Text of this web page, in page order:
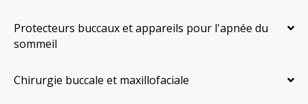
Protecteurs buccaux et appareils pour l'apnée du
sommeil
Chirurgie buccale et maxillofaciale